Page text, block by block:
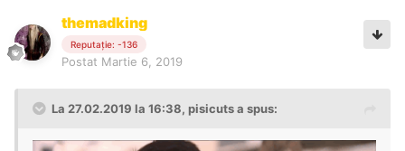
themadking
Reputație: -136
Postat Martie 6, 2019
La 27.02.2019 la 16:38, pisicuts a spus: